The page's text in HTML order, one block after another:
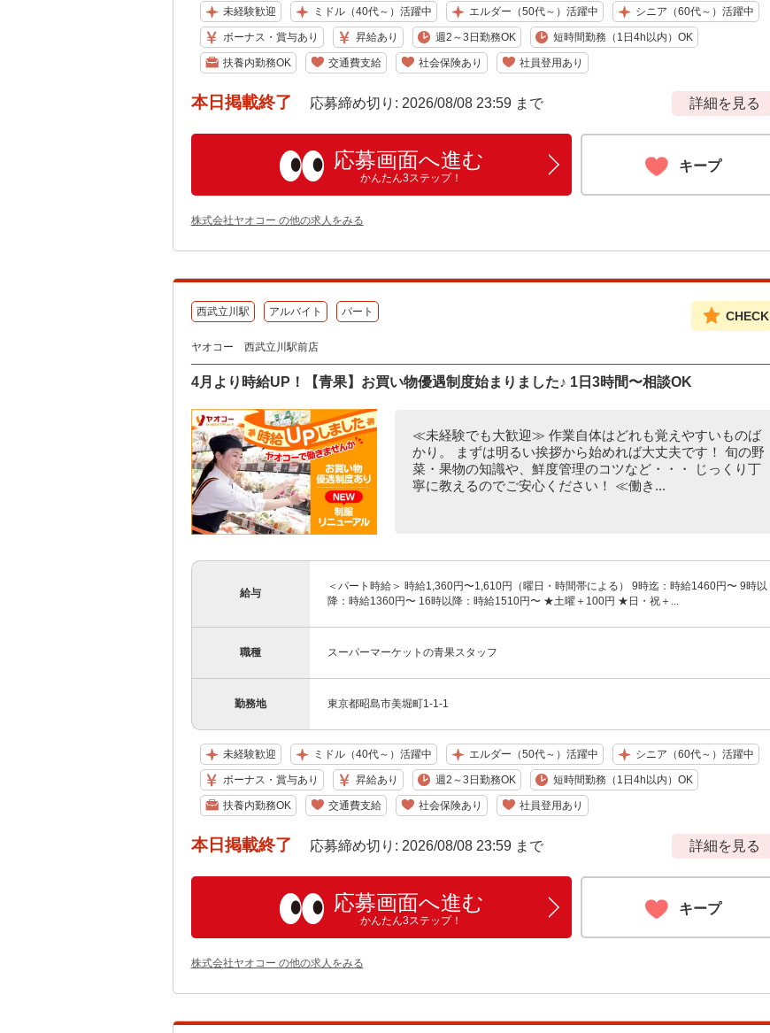
未経験歓迎 ミドル（40代～）活躍中 エルダー（50代～）活躍中 シニア（60代～）活躍中
ボーナス・賞与あり 昇給あり 週2～3日勤務OK 短時間勤務（1日4h以内）OK
扶養内勤務OK 交通費支給 社会保険あり 社員登用あり
本日掲載終了 応募締め切り: 2026/08/08 23:59 まで 詳細を見る
応募画面へ進む
かんたん3ステップ！
キープ
株式会社ヤオコー の他の求人をみる
西武立川駅 アルバイト パート CHECK
ヤオコー 西武立川駅前店
4月より時給UP！【青果】お買い物優遇制度始まりました♪ 1日3時間〜相談OK
≪未経験でも大歓迎≫ 作業自体はどれも覚えやすいものば
かり。 まずは明るい挨拶から始めれば大丈夫です！ 旬の野
菜・果物の知識や、鮮度管理のコツなど・・・ じっくり丁
寧に教えるのでご安心ください！ ≪働き...
給与
＜パート時給＞ 時給1,360円〜1,610円（曜日・時間帯による） 9時迄：時給1460円〜 9時以
降：時給1360円〜 16時以降：時給1510円〜 ★土曜＋100円 ★日・祝＋...
職種 スーパーマーケットの青果スタッフ
勤務地 東京都昭島市美堀町1-1-1
未経験歓迎 ミドル（40代～）活躍中 エルダー（50代～）活躍中 シニア（60代～）活躍中
ボーナス・賞与あり 昇給あり 週2～3日勤務OK 短時間勤務（1日4h以内）OK
扶養内勤務OK 交通費支給 社会保険あり 社員登用あり
本日掲載終了 応募締め切り: 2026/08/08 23:59 まで 詳細を見る
応募画面へ進む
かんたん3ステップ！
キープ
株式会社ヤオコー の他の求人をみる